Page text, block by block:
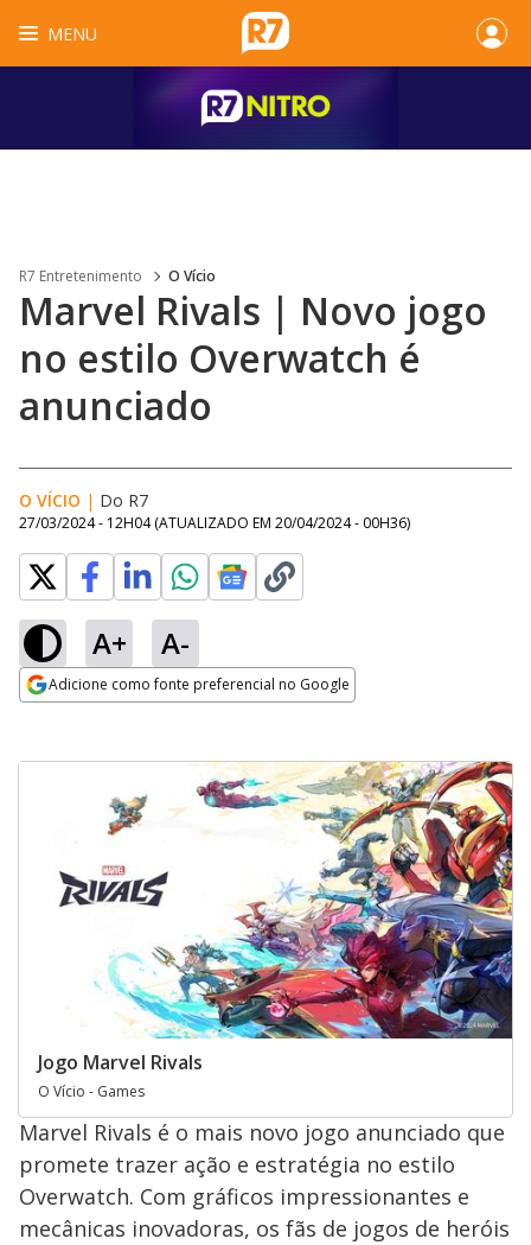
MENU
R7 Entretenimento O Vício
Marvel Rivals | Novo jogo
no estilo Overwatch é
anunciado
O VÍCIO | Do R7
27/03/2024 - 12H04 (ATUALIZADO EM 20/04/2024 - 00H36)
A+ A-
Adicione como fonte preferencial no Google
Jogo Marvel Rivals
O Vício - Games
Marvel Rivals é o mais novo jogo anunciado que
promete trazer ação e estratégia no estilo
Overwatch. Com gráficos impressionantes e
mecânicas inovadoras, os fãs de jogos de heróis